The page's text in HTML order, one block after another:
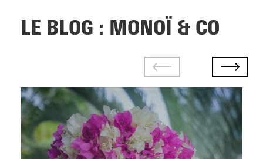
LE BLOG : MONOÏ & CO